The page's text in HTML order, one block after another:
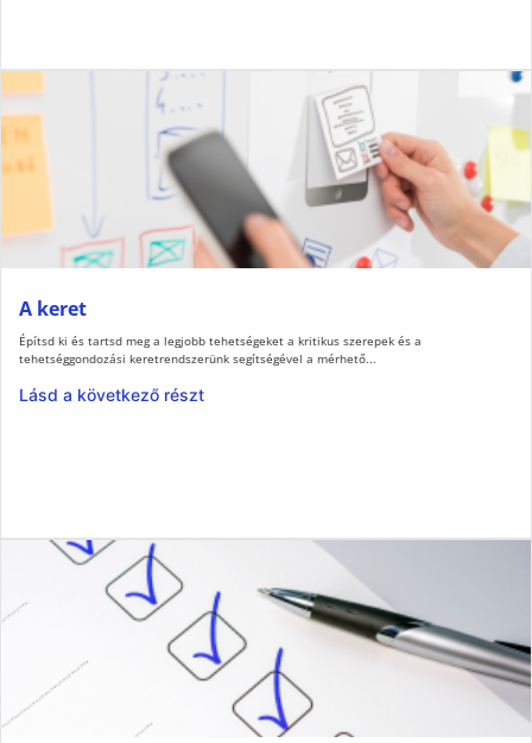
A keret
Építsd ki és tartsd meg a legjobb tehetségeket a kritikus szerepek és a
tehetséggondozási keretrendszerünk segítségével a mérhető...
Lásd a következő részt